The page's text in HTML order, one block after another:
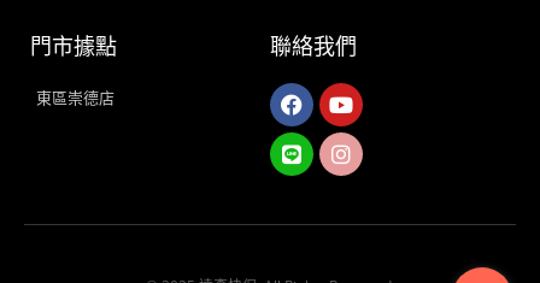
門市據點
東區崇德店
聯絡我們
FacebookYoutube
Line Instagram